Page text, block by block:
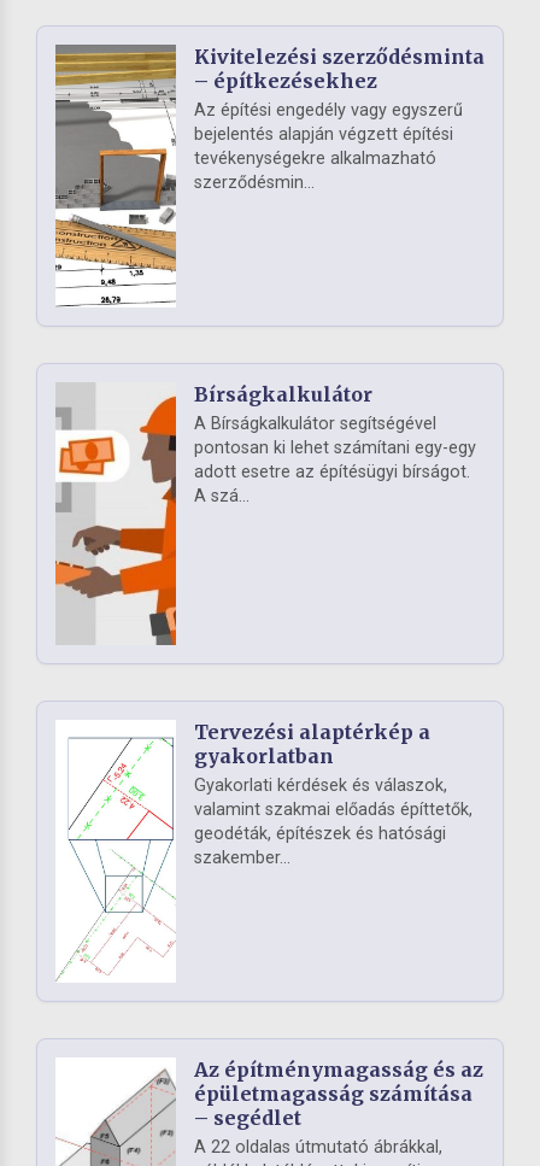
Kivitelezési szerződésminta
– építkezésekhez
Az építési engedély vagy egyszerű
bejelentés alapján végzett építési
tevékenységekre alkalmazható
szerződésmin...
Bírságkalkulátor
A Bírságkalkulátor segítségével
pontosan ki lehet számítani egy-egy
adott esetre az építésügyi bírságot.
A szá...
Tervezési alaptérkép a
gyakorlatban
Gyakorlati kérdések és válaszok,
valamint szakmai előadás építtetők,
geodéták, építészek és hatósági
szakember...
Az építménymagasság és az
épületmagasság számítása
– segédlet
A 22 oldalas útmutató ábrákkal,